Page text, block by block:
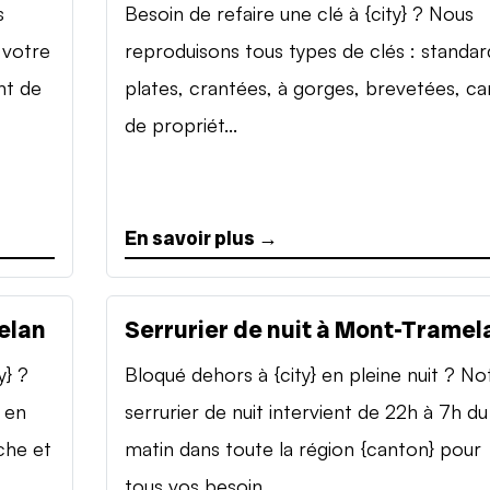
de
Besoin de refaire une clé à {city} ? Nous
reproduisons tous types de clés :
plates, crantées, à gorges, brevetées,
de propriét...
En savoir plus →
?
et
Serrurier de nuit à Mont-
Bloqué dehors à {city} en pleine nuit ?
serrurier de nuit intervient de 22h à 7h du
matin dans toute la région {canton} pour